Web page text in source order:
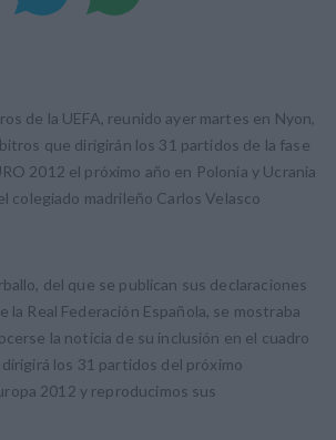
de la UEFA, reunido ayer martes en Nyon,
que dirigirán los 31 partidos de la fase
2012 el próximo año en Polonia y Ucrania
colegiado madrileño Carlos Velasco
del que se publican sus declaraciones
la Real Federación Española, se mostraba
la noticia de su inclusión en el cuadro
los 31 partidos del próximo
2012 y reproducimos sus